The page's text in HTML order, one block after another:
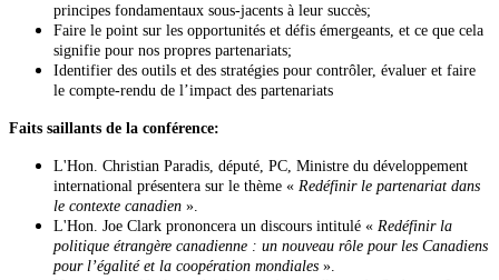
principes fondamentaux sous-jacents à leur succès;
Faire le point sur les opportunités et défis émergeants, et ce que cela
signifie pour nos propres partenariats;
Identifier des outils et des stratégies pour contrôler, évaluer et faire
le compte-rendu de l’impact des partenariats
Faits saillants de la conférence:
L'Hon. Christian Paradis, député, PC, Ministre du développement
international présentera sur le thème « Redéfinir le partenariat dans
le contexte canadien ».
L'Hon. Joe Clark prononcera un discours intitulé « Redéfinir la
politique étrangère canadienne : un nouveau rôle pour les Canadiens
pour l’égalité et la coopération mondiales ».